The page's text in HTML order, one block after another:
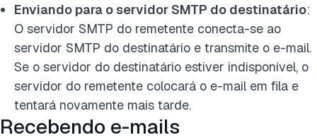
Enviando para o servidor SMTP do destinatário:
O servidor SMTP do remetente conecta-se ao
servidor SMTP do destinatário e transmite o e-mail.
Se o servidor do destinatário estiver indisponível, o
servidor do remetente colocará o e-mail em fila e
tentará novamente mais tarde.
Recebendo e-mails